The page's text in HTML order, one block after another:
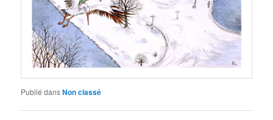
Publié dansNon classé